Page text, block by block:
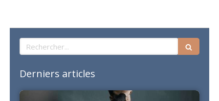
Rechercher
Derniers articles